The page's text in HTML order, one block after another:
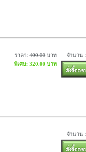
ราคา: 400.00 บาท
พิเศษ: 320.00 บาท
จำนวน :
จำนวน :